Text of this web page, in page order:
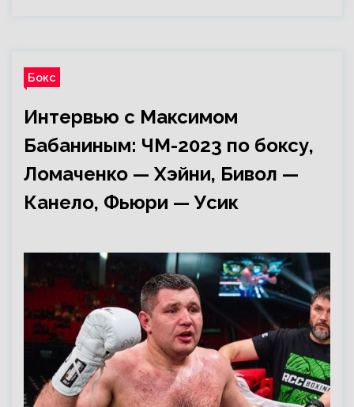
Бокс
Интервью с Максимом
Бабаниным: ЧМ-2023 по боксу,
Ломаченко — Хэйни, Бивол —
Канело, Фьюри — Усик